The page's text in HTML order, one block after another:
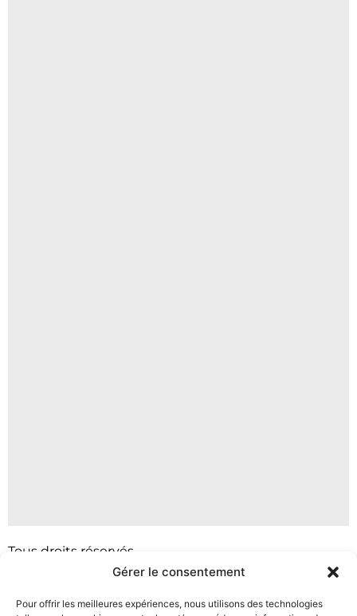
Gérer le consentement
Pour offrir les meilleures expériences, nous utilisons des technologies
Tous droits réservés
Ce site ne fait pas partie du site Facebook ou de
Facebook Inc.